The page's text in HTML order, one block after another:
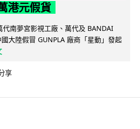
港元假貨
代南夢宮影視工廠、萬代及 BANDAI
大陸假冒 GUNPLA 廠商「星動」發起
享